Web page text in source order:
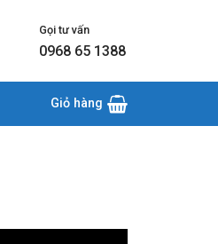
Gọi tư vấn
0968 65 1388
Giỏ hàng